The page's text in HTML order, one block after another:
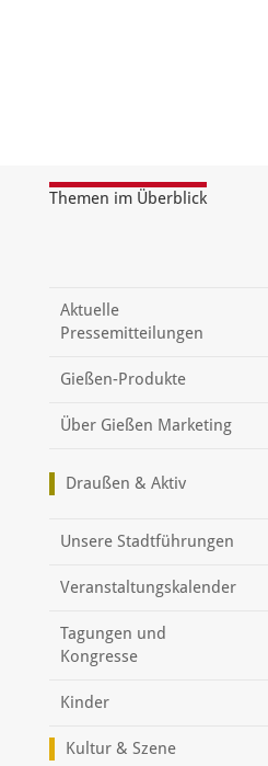
Themen im Überblick
Aktuelle
Pressemitteilungen
Gießen-Produkte
Über Gießen Marketing
Draußen & Aktiv
Unsere Stadtführungen
Veranstaltungskalender
Tagungen und
Kongresse
Kinder
Kultur & Szene